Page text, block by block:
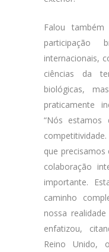
Falou
participação
internacionais,
ciências da
biológicas,
praticamente
“Nós estamos
que precisamos
colaboração
importante.
caminho
nossa
enfatizou,
Reino Unido,